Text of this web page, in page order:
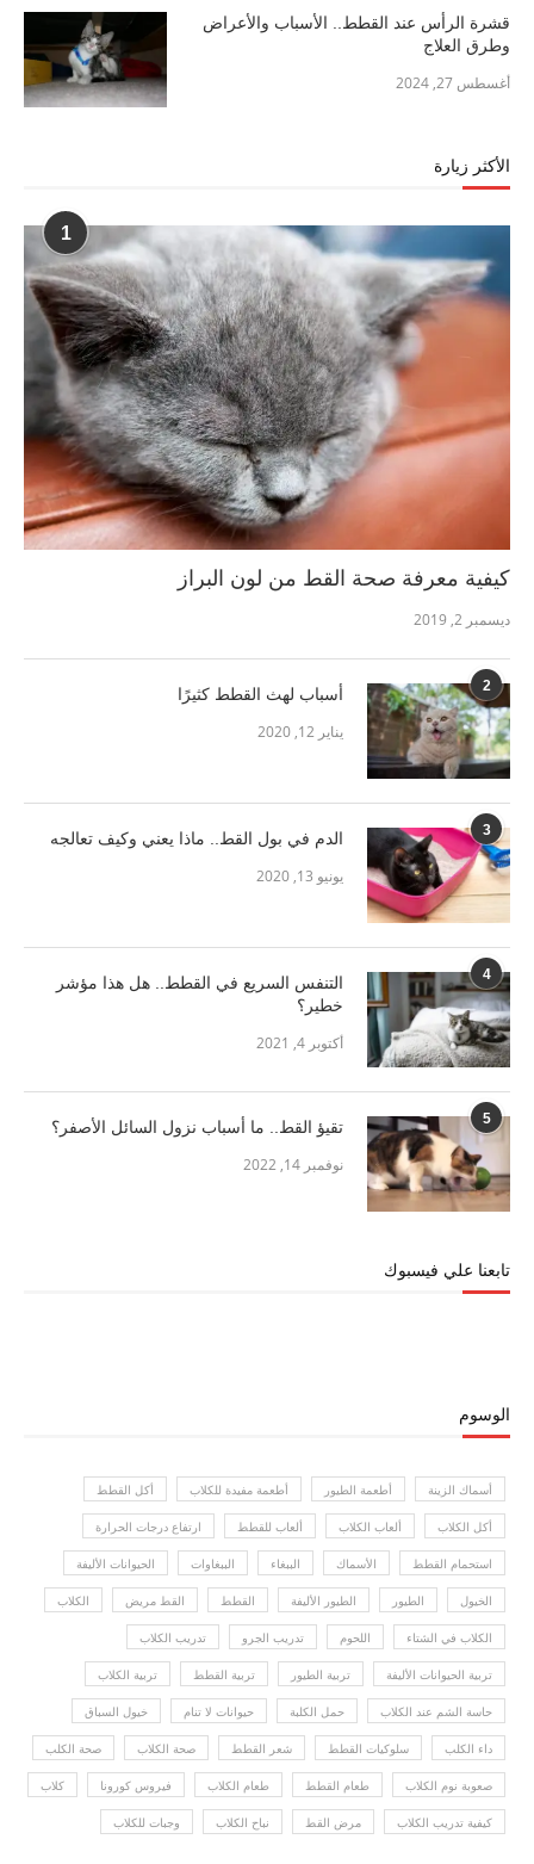
قشرة الرأس عند القطط.. الأسباب والأعراض
وطرق العلاج
أغسطس 27, 2024
الأكثر زيارة
1
كيفية معرفة صحة القط من لون البراز
ديسمبر 2, 2019
2 أسباب لهث القطط كثيرًا
يناير 12, 2020
3 الدم في بول القط.. ماذا يعني وكيف تعالجه
يونيو 13, 2020
4
التنفس السريع في القطط.. هل هذا مؤشر
خطير؟
أكتوبر 4, 2021
5 تقيؤ القط.. ما أسباب نزول السائل الأصفر؟
نوفمبر 14, 2022
تابعنا علي فيسبوك
الوسوم
أسماك الزينة أطعمة الطيور أطعمة مفيدة للكلاب أكل القطط
أكل الكلاب ألعاب الكلاب ألعاب للقطط ارتفاع درجات الحرارة
استحمام القطط الأسماك الببغاء الببغاوات الحيوانات الأليفة
الخيول الطيور الطيور الأليفة القطط القط مريض الكلاب
الكلاب في الشتاء اللحوم تدريب الجرو تدريب الكلاب
تربية الحيوانات الأليفة تربية الطيور تربية القطط تربية الكلاب
حاسة الشم عند الكلاب حمل الكلبة حيوانات لا تنام خيول السباق
داء الكلب سلوكيات القطط شعر القطط صحة الكلاب صحة الكلب
صعوبة نوم الكلاب طعام القطط طعام الكلاب فيروس كورونا كلاب
كيفية تدريب الكلاب مرض القط نباح الكلاب وجبات للكلاب